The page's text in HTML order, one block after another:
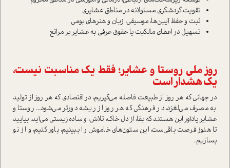
تقویت گردشگری مسئولانه در مناطق عشایری
ثبت و حفظ آیین‌ها، موسیقی، زبان و هنرهای بومی
تسهیل در اعطای مالکیت یا حقوق عرفی به عشایر بر مراتع
روز ملی روستا و عشایر؛ فقط یک مناسبت نیست،
یک هشدار است
در جهانی که هر روز از طبیعت فاصله می‌گیریم، در اقتصادی که هر روز از تولید
به مصرف می‌لغزد، در فرهنگی که هر روز از ریشه دورتر می‌شود... روستا و
عشایر یادآور این هستند که بقا، از دل خاک، تلاش، و ساده‌زیستی می‌آید. بیایید
تا هنوز فرصت باقی‌ست، این ستون‌های خاموش را ببینیم، باور کنیم، و از نو
بسازیم.